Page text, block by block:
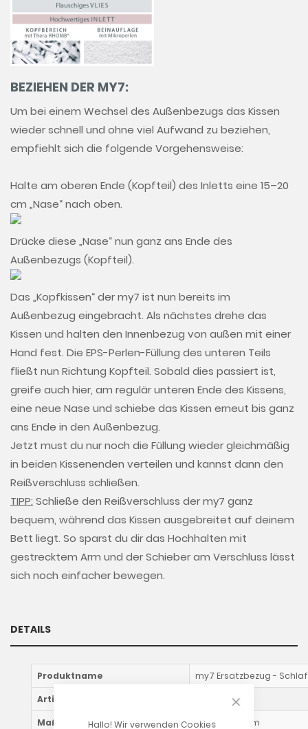
Hallo! Wir verwenden Cookies
BEZIEHEN DER MY7:
Um bei einem Wechsel des Außenbezugs das Kissen
wieder schnell und ohne viel Aufwand zu beziehen,
empfiehlt sich die folgende Vorgehensweise:
Halte am oberen Ende (Kopfteil) des Inletts eine 15–20
cm „Nase“ nach oben.
Drücke diese „Nase“ nun ganz ans Ende des
Außenbezugs (Kopfteil).
Das „Kopfkissen“ der my7 ist nun bereits im
Außenbezug eingebracht. Als nächstes drehe das
Kissen und halten den Innenbezug von außen mit einer
Hand fest. Die EPS-Perlen-Füllung des unteren Teils
fließt nun Richtung Kopfteil. Sobald dies passiert ist,
greife auch hier, am regulär unteren Ende des Kissens,
eine neue Nase und schiebe das Kissen erneut bis ganz
ans Ende in den Außenbezug.
Jetzt must du nur noch die Füllung wieder gleichmäßig
in beiden Kissenenden verteilen und kannst dann den
Reißverschluss schließen.
TIPP: Schließe den Reißverschluss der my7 ganz
bequem, während das Kissen ausgebreitet auf deinem
Bett liegt. So sparst du dir das Hochhalten mit
gestrecktem Arm und der Schieber am Verschluss lässt
sich noch einfacher bewegen.
DETAILS
Produktname
my7 Ersatzbezug -
Artikelnummer
6401xxx0x
Maße
ca. 150 x 80 cm